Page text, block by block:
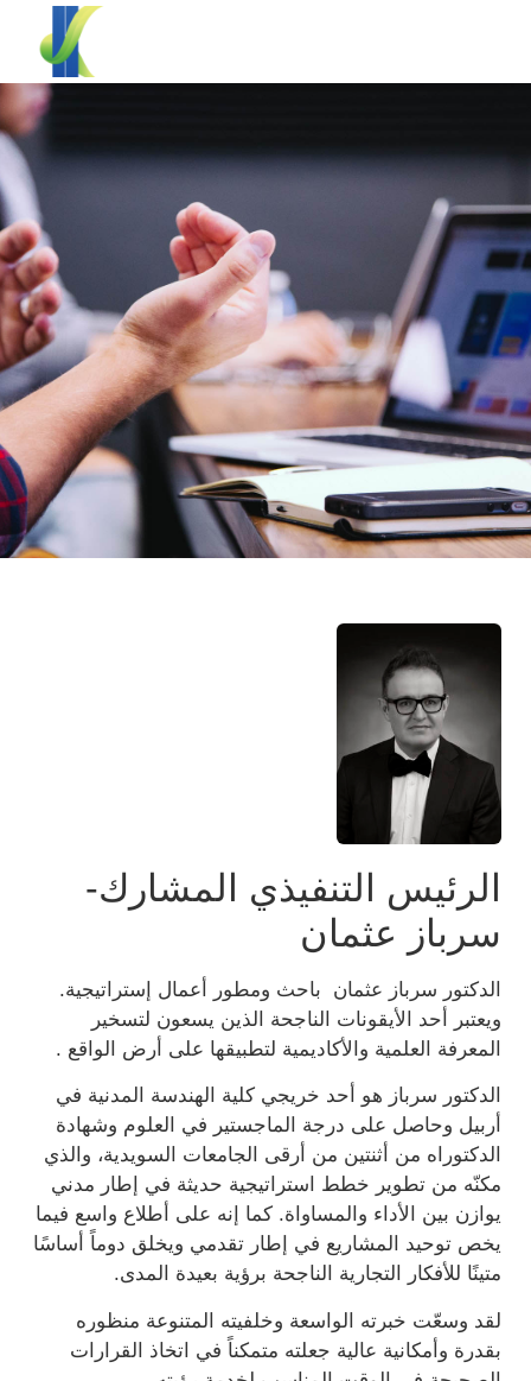
الرئيس التنفيذي المشارك-
سرباز عثمان
الدكتور سرباز عثمان باحث ومطور أعمال إستراتيجية.
ويعتبر أحد الأيقونات الناجحة الذين يسعون لتسخير
المعرفة العلمية والأكاديمية لتطبيقها على أرض الواقع .
الدكتور سرباز هو أحد خريجي كلية الهندسة المدنية في
أربيل وحاصل على درجة الماجستير في العلوم وشهادة
الدكتوراه من أثنتين من أرقى الجامعات السويدية، والذي
مكنّه من تطوير خطط استراتيجية حديثة في إطار مدني
يوازن بين الأداء والمساواة. كما إنه على أطلاع واسع فيما
يخص توحيد المشاريع في إطار تقدمي ويخلق دوماً أساسًا
متينًا للأفكار التجارية الناجحة برؤية بعيدة المدى.
لقد وسعّت خبرته الواسعة وخلفيته المتنوعة منظوره
بقدرة وأمكانية عالية جعلته متمكناً في اتخاذ القرارات